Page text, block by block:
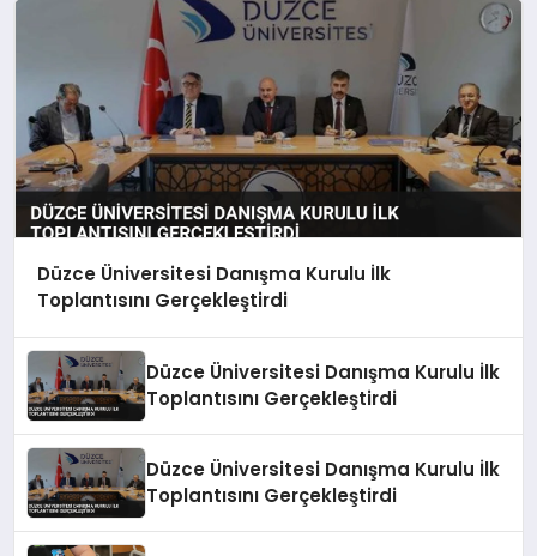
Düzce Üniversitesi Danışma Kurulu İlk
Toplantısını Gerçekleştirdi
Düzce Üniversitesi Danışma Kurulu İlk
Toplantısını Gerçekleştirdi
Düzce Üniversitesi Danışma Kurulu İlk
Toplantısını Gerçekleştirdi